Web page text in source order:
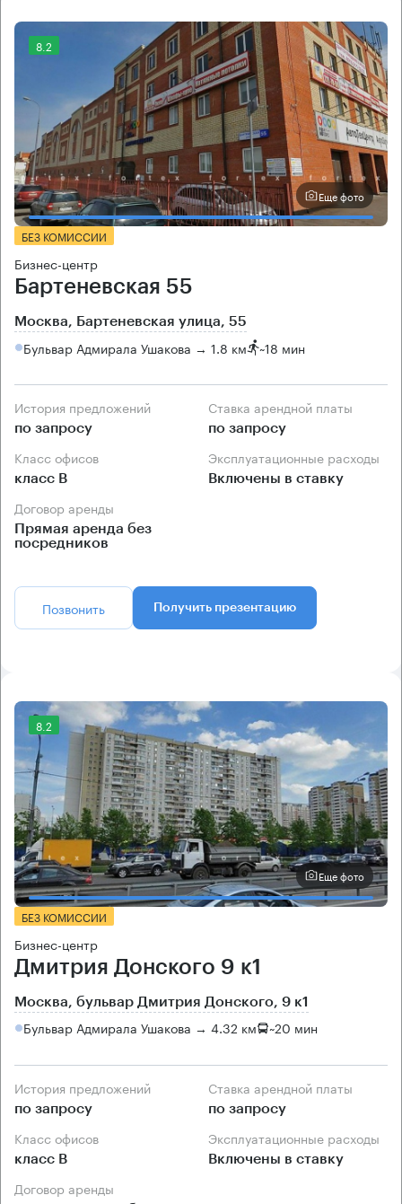
8.2
Еще фото
БЕЗ КОМИССИИ
Бизнес-центр
Бартеневская 55
Москва, Бартеневская улица, 55
Бульвар Адмирала Ушакова → 1.8 км ~18 мин
История предложений
по запросу
Ставка арендной платы
по запросу
Класс офисов
класс B
Эксплуатационные расходы
Включены в ставку
Договор аренды
Прямая аренда без
посредников
Позвонить Получить презентацию
8.2
Еще фото
БЕЗ КОМИССИИ
Бизнес-центр
Дмитрия Донского 9 к1
Москва, бульвар Дмитрия Донского, 9 к1
Бульвар Адмирала Ушакова → 4.32 км ~20 мин
История предложений
по запросу
Ставка арендной платы
по запросу
Класс офисов
класс B
Эксплуатационные расходы
Включены в ставку
Договор аренды